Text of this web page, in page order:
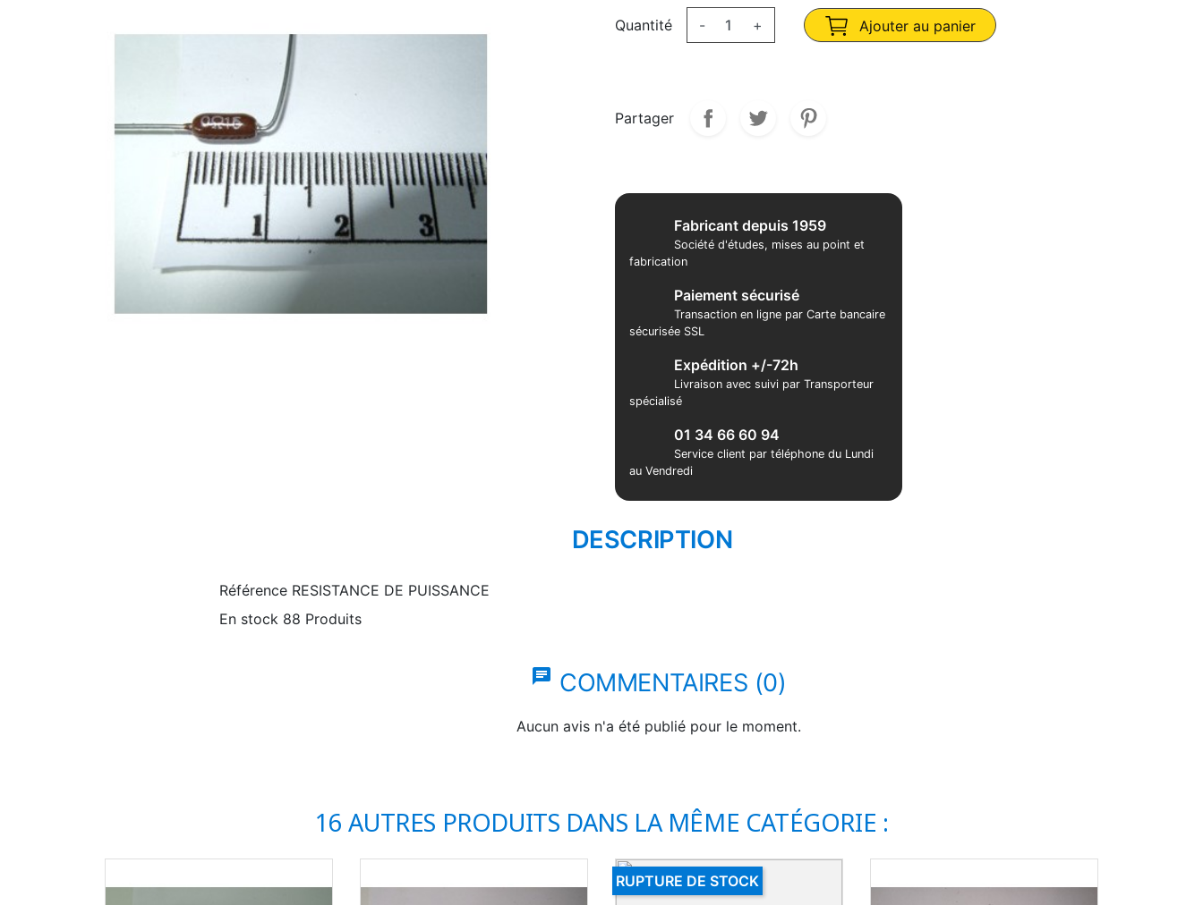
Quantité - + Ajouter au panier
Partager
Fabricant depuis 1959
Société d'études, mises au point et
fabrication
Paiement sécurisé
Transaction en ligne par Carte bancaire
sécurisée SSL
Expédition +/-72h
Livraison avec suivi par Transporteur
spécialisé
01 34 66 60 94
Service client par téléphone du Lundi
au Vendredi
DESCRIPTION
Référence RESISTANCE DE PUISSANCE
En stock 88 Produits
chat COMMENTAIRES (0)
Aucun avis n'a été publié pour le moment.
16 AUTRES PRODUITS DANS LA MÊME CATÉGORIE :
RUPTURE DE STOCK